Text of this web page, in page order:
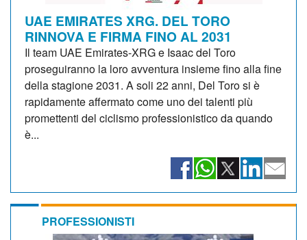
UAE EMIRATES XRG. DEL TORO
RINNOVA E FIRMA FINO AL 2031
Il team UAE Emirates-XRG e Isaac del Toro
proseguiranno la loro avventura insieme fino alla fine
della stagione 2031. A soli 22 anni, Del Toro si è
rapidamente affermato come uno dei talenti più
promettenti del ciclismo professionistico da quando
è...
PROFESSIONISTI